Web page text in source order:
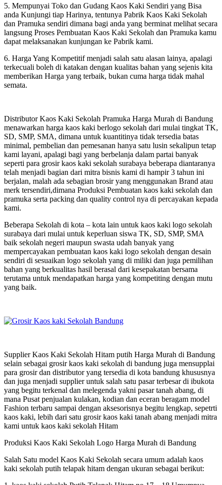
5. Mempunyai Toko dan Gudang Kaos Kaki Sendiri yang Bisa
anda Kunjungi tiap Harinya, tentunya Pabrik Kaos Kaki Sekolah
dan Pramuka sendiri dimana bagi anda yang berminat melihat secara
langsung Proses Pembuatan Kaos Kaki Sekolah dan Pramuka kamu
dapat melaksanakan kunjungan ke Pabrik kami.
6. Harga Yang Kompetitif menjadi salah satu alasan lainya, apalagi
terkecuali boleh di katakan dengan kualitas bahan yang sejenis kita
memberikan Harga yang terbaik, bukan cuma harga tidak mahal
semata.
Distributor Kaos Kaki Sekolah Pramuka Harga Murah di Bandung
menawarkan harga kaos kaki berlogo sekolah dari mulai tingkat TK,
SD, SMP, SMA, dimana untuk kuantitinya tidak tersedia batas
minimal, pembelian dan pemesanan hanya satu lusin sekalipun tetap
kami layani, apalagi bagi yang berbelanja dalam partai banyak
seperti para grosir kaos kaki sekolah surabaya beberapa diantaranya
telah menjadi bagian dari mitra bisnis kami di hampir 3 tahun ini
berjalan, malah ada sebagian brosir yang menggunakan Brand atau
merk tersendiri,dimana Produksi Pembuatan kaos kaki sekolah dan
pramuka serta packing dan quality control nya di percayakan kepada
kami.
Beberapa Sekolah di kota – kota lain untuk kaos kaki logo sekolah
surabaya dari mulai untuk keperluan siswa TK, SD, SMP, SMA
baik sekolah negeri maupun swasta udah banyak yang
mempercayakan pembuatan kaos kaki logo sekolah dengan desain
sendiri di sesuaikan logo sekolah yang di miliki dan juga pemilihan
bahan yang berkualitas hasil berasal dari kesepakatan bersama
terutama untuk mendapatkan harga yang kompetiting dengan mutu
yang baik.
Supplier Kaos Kaki Sekolah Hitam putih Harga Murah di Bandung
selain sebagai grosir kaos kaki sekolah di bandung juga mensupplai
para grosir dan distributor yang tersedia di kota bandung khususnya
dan juga menjadi supplier untuk salah satu pasar terbesar di ibukota
yang begitu terkenal dan melegenda yakni pasar tanah abang, di
mana Pusat penjualan kulakan, kodian dan eceran beragam model
Fashion terbaru sampai dengan aksesorisnya begitu lengkap, sepetrti
kaos kaki, lebih dari satu grosir kaos kaki tanah abang menjadi mitra
kami untuk kaos kaki sekolah Hitam
Produksi Kaos Kaki Sekolah Logo Harga Murah di Bandung
Salah Satu model Kaos Kaki Sekolah secara umum adalah kaos
kaki sekolah putih telapak hitam dengan ukuran sebagai berikut: